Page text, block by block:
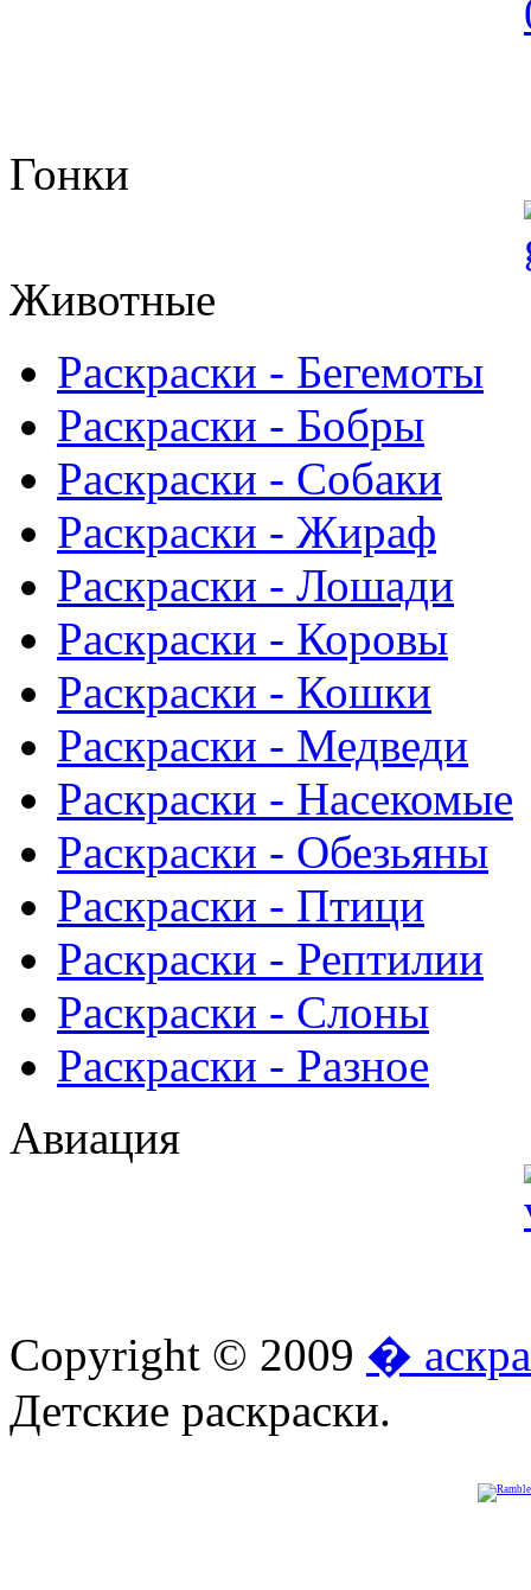
Гонки
Животные
Раскраски - Бегемоты
Раскраски - Бобры
Раскраски - Собаки
Раскраски - Жираф
Раскраски - Лошади
Раскраски - Коровы
Раскраски - Кошки
Раскраски - Медведи
Раскраски - Насекомые
Раскраски - Обезьяны
Раскраски - Птици
Раскраски - Рептилии
Раскраски - Слоны
Раскраски - Разное
Авиация
Copyright © 2009 �
Детские раскраски.